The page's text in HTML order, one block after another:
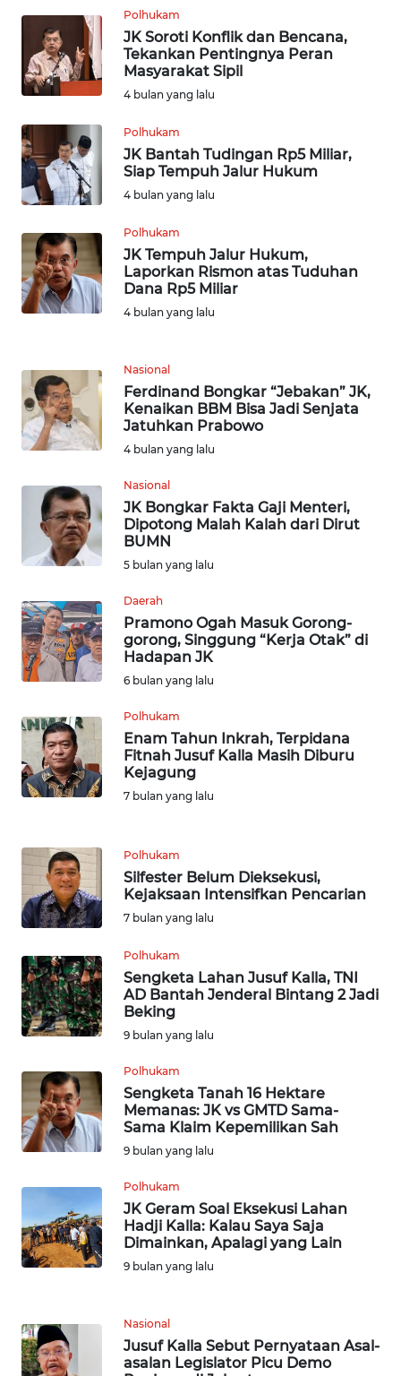
Polhukam
JK Soroti Konflik dan Bencana,
Tekankan Pentingnya Peran
Masyarakat Sipil
4 bulan yang lalu
Polhukam
JK Bantah Tudingan Rp5 Miliar,
Siap Tempuh Jalur Hukum
4 bulan yang lalu
Polhukam
JK Tempuh Jalur Hukum,
Laporkan Rismon atas Tuduhan
Dana Rp5 Miliar
4 bulan yang lalu
Nasional
Ferdinand Bongkar “Jebakan” JK,
Kenaikan BBM Bisa Jadi Senjata
Jatuhkan Prabowo
4 bulan yang lalu
Nasional
JK Bongkar Fakta Gaji Menteri,
Dipotong Malah Kalah dari Dirut
BUMN
5 bulan yang lalu
Daerah
Pramono Ogah Masuk Gorong-
gorong, Singgung “Kerja Otak” di
Hadapan JK
6 bulan yang lalu
Polhukam
Enam Tahun Inkrah, Terpidana
Fitnah Jusuf Kalla Masih Diburu
Kejagung
7 bulan yang lalu
Polhukam
Silfester Belum Dieksekusi,
Kejaksaan Intensifkan Pencarian
7 bulan yang lalu
Polhukam
Sengketa Lahan Jusuf Kalla, TNI
AD Bantah Jenderal Bintang 2 Jadi
Beking
9 bulan yang lalu
Polhukam
Sengketa Tanah 16 Hektare
Memanas: JK vs GMTD Sama-
Sama Klaim Kepemilikan Sah
9 bulan yang lalu
Polhukam
JK Geram Soal Eksekusi Lahan
Hadji Kalla: Kalau Saya Saja
Dimainkan, Apalagi yang Lain
9 bulan yang lalu
Nasional
Jusuf Kalla Sebut Pernyataan Asal-
asalan Legislator Picu Demo
WN
PAPUA
BARAT
WN
RIAU
WN
WN
JAMBI
WN
NTB
WN
SULBAR
BABEL
WN
SUMBAR
WN
SUMSEL
WN
WN
LAMPUNG
WN
WN
NUSANTARA
JOGJA
WN
JATIM
WN
WN
KALBAR
KALTENG